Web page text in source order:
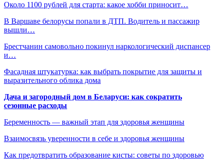
Около 1100 рублей для старта: какое хобби приносит…
В Варшаве белорусы попали в ДТП. Водитель и пассажир
вышли…
Брестчанин самовольно покинул наркологический диспансер
и…
Фасадная штукатурка: как выбрать покрытие для защиты и
выразительного облика дома
Дача и загородный дом в Беларуси: как сократить
сезонные расходы
Беременность — важный этап для здоровья женщины
Взаимосвязь уверенности в себе и здоровья женщины
Как предотвратить образование кисты: советы по здоровью